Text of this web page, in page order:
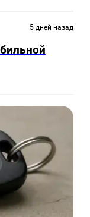
5 дней назад